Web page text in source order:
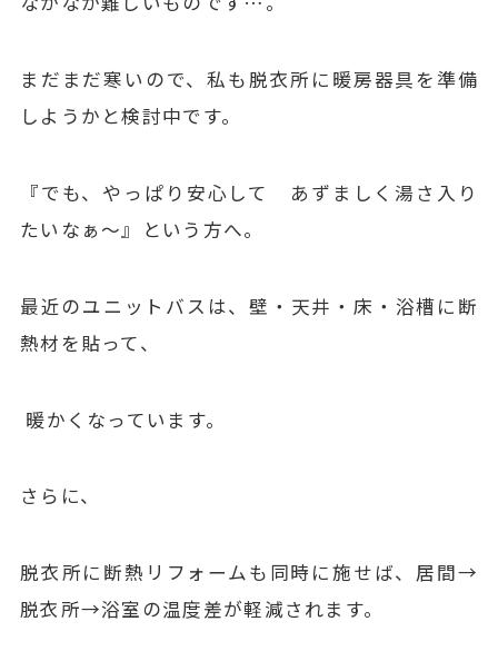
まだまだ寒いので、私も脱衣所に暖房器具を準備
しようかと検討中です。
『でも、やっぱり安心して あずましく湯さ入り
たいなぁ～』という方へ。
最近のユニットバスは、壁・天井・床・浴槽に断
熱材を貼って、
暖かくなっています。
さらに、
脱衣所に断熱リフォームも同時に施せば、居間→
脱衣所→浴室の温度差が軽減されます。